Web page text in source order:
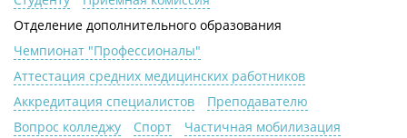
Отделение дополнительного образования
Чемпионат "Профессионалы"
Аттестация средних медицинских работников
Аккредитация специалистов
Преподавателю
Вопрос колледжу
Спорт
Частичная мобилизация